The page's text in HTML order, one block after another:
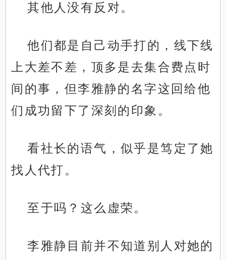
其他人没有反对。
他们都是自己动手打的，线下线
上大差不差，顶多是去集合费点时
间的事，但李雅静的名字这回给他
们成功留下了深刻的印象。
看社长的语气，似乎是笃定了她
找人代打。
至于吗？这么虚荣。
李雅静目前并不知道别人对她的